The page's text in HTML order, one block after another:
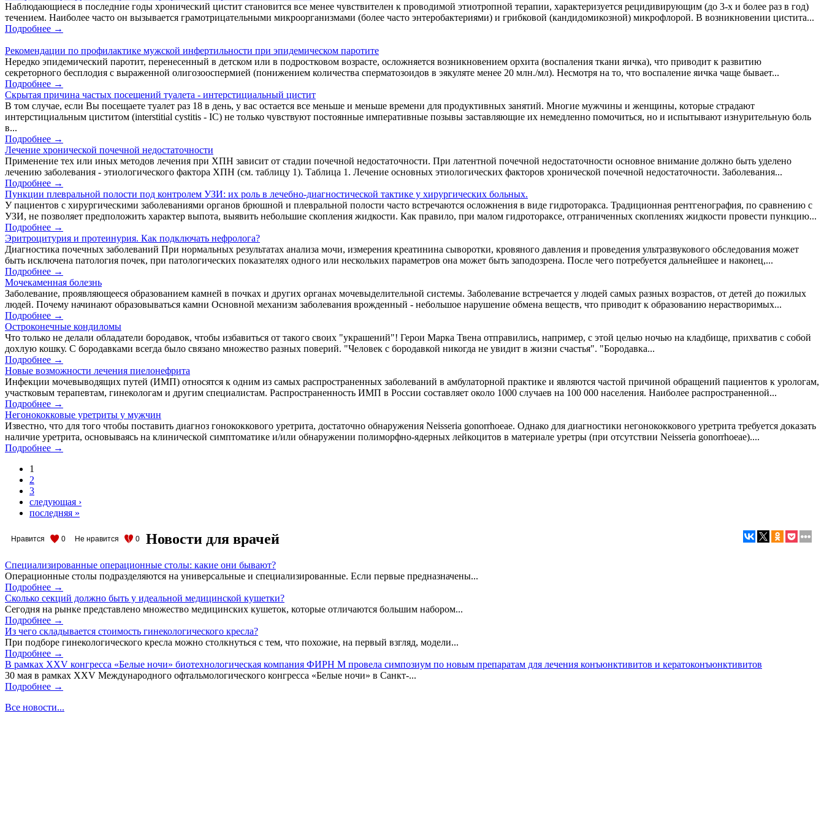
Наблюдающиеся в последние годы хронический цистит становится все менее чувствителен к проводимой этиотропной терапии, характеризуется рецидивирующим (до 3-х и более раз в год)
течением. Наиболее часто он вызывается грамотрицательными микроорганизмами (более часто энтеробактериями) и грибковой (кандидомикозной) микрофлорой. В возникновении цистита...
Подробнее →
Рекомендации по профилактике мужской инфертильности при эпидемическом паротите
Нередко эпидемический паротит, перенесенный в детском или в подростковом возрасте, осложняется возникновением орхита (воспаления ткани яичка), что приводит к развитию
секреторного бесплодия с выраженной олигозооспермией (понижением количества сперматозоидов в эякуляте менее 20 млн./мл). Несмотря на то, что воспаление яичка чаще бывает...
Подробнее →
Скрытая причина частых посещений туалета - интерстициальный цистит
В том случае, если Вы посещаете туалет раз 18 в день, у вас остается все меньше и меньше времени для продуктивных занятий. Многие мужчины и женщины, которые страдают
интерстициальным циститом (interstitial cystitis - IC) не только чувствуют постоянные императивные позывы заставляющие их немедленно помочиться, но и испытывают изнурительную боль
в...
Подробнее →
Лечение хронической почечной недостаточности
Применение тех или иных методов лечения при ХПН зависит от стадии почечной недостаточности. При латентной почечной недостаточности основное внимание должно быть уделено
лечению заболевания - этиологического фактора ХПН (см. таблицу 1). Таблица 1. Лечение основных этиологических факторов хронической почечной недостаточности. Заболевания...
Подробнее →
Пункции плевральной полости под контролем УЗИ: их роль в лечебно-диагностической тактике у хирургических больных.
У пациентов с хирургическими заболеваниями органов брюшной и плевральной полости часто встречаются осложнения в виде гидроторакса. Традиционная рентгенография, по сравнению с
УЗИ, не позволяет предположить характер выпота, выявить небольшие скопления жидкости. Как правило, при малом гидротораксе, отграниченных скоплениях жидкости провести пункцию...
Подробнее →
Эритроцитурия и протеинурия. Как подключать нефролога?
Диагностика почечных заболеваний При нормальных результатах анализа мочи, измерения креатинина сыворотки, кровяного давления и проведения ультразвукового обследования может
быть исключена патология почек, при патологических показателях одного или нескольких параметров она может быть заподозрена. После чего потребуется дальнейшее и наконец,...
Подробнее →
Мочекаменная болезнь
Заболевание, проявляющееся образованием камней в почках и других органах мочевыделительной системы. Заболевание встречается у людей самых разных возрастов, от детей до пожилых
людей. Почему начинают образовываться камни Основной механизм заболевания врожденный - небольшое нарушение обмена веществ, что приводит к образованию нерастворимых...
Подробнее →
Остроконечные кондиломы
Что только не делали обладатели бородавок, чтобы избавиться от такого своих "украшений"! Герои Марка Твена отправились, например, с этой целью ночью на кладбище, прихватив с собой
дохлую кошку. С бородавками всегда было связано множество разных поверий. "Человек с бородавкой никогда не увидит в жизни счастья". "Бородавка...
Подробнее →
Новые возможности лечения пиелонефрита
Инфекции мочевыводящих путей (ИМП) относятся к одним из самых распространенных заболеваний в амбулаторной практике и являются частой причиной обращений пациентов к урологам,
участковым терапевтам, гинекологам и другим специалистам. Распространенность ИМП в России составляет около 1000 случаев на 100 000 населения. Наиболее распространенной...
Подробнее →
Негонококковые уретриты у мужчин
Известно, что для того чтобы поставить диагноз гонококкового уретрита, достаточно обнаружения Neisseria gonorrhoeae. Однако для диагностики негонококкового уретрита требуется доказать
наличие уретрита, основываясь на клинической симптоматике и/или обнаружении полиморфно-ядерных лейкоцитов в материале уретры (при отсутствии Neisseria gonorrhoeae)....
Подробнее →
1
2
3
следующая ›
последняя »
Нравится 0 Не нравится 0 Новости для врачей
Специализированные операционные столы: какие они бывают?
Операционные столы подразделяются на универсальные и специализированные. Если первые предназначены...
Подробнее →
Сколько секций должно быть у идеальной медицинской кушетки?
Сегодня на рынке представлено множество медицинских кушеток, которые отличаются большим набором...
Подробнее →
Из чего складывается стоимость гинекологического кресла?
При подборе гинекологического кресла можно столкнуться с тем, что похожие, на первый взгляд, модели...
Подробнее →
В рамках XXV конгресса «Белые ночи» биотехнологическая компания ФИРН М провела симпозиум по новым препаратам для лечения конъюнктивитов и кератоконъюнктивитов
30 мая в рамках XXV Международного офтальмологического конгресса «Белые ночи» в Санкт-...
Подробнее →
Все новости...